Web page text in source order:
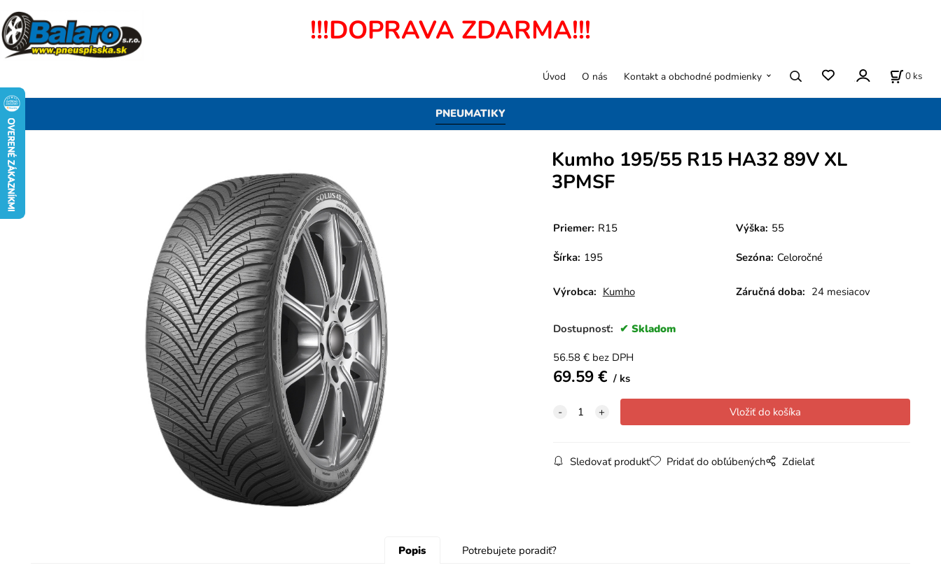
!!!DOPRAVA ZDARMA!!!
PNEUMATIKY
Úvod O nás Kontakt a obchodné podmienky 0 ks
Kumho 195/55 R15 HA32 89V XL
3PMSF
Priemer: R15 Výška: 55
Šírka: 195 Sezóna: Celoročné
Výrobca: Kumho Záručná doba: 24 mesiacov
Dostupnosť: Skladom
56.58€ bez DPH
69.59€ ks
Sledovať produkt Pridať do obľúbených Zdielať
Popis Potrebujete poradiť?